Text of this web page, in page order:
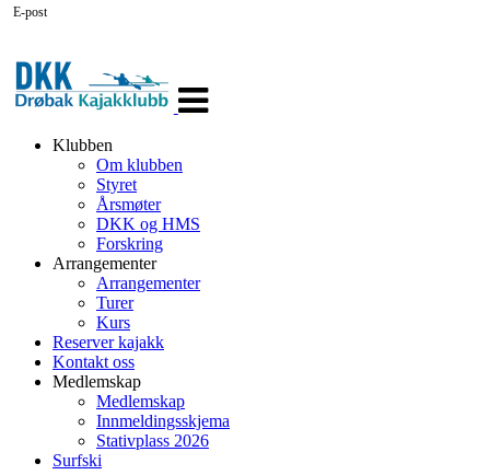
navigasjon
Klubben
Om klubben
Styret
Årsmøter
DKK og HMS
Forskring
Arrangementer
Arrangementer
Turer
Kurs
Reserver kajakk
Kontakt oss
Medlemskap
Medlemskap
Innmeldingsskjema
Stativplass 2026
Surfski
E-post